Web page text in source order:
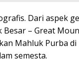
Dari aspek
Besar – Great
Mahluk Purba
semesta.